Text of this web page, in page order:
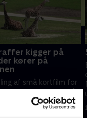
kigger på
kører på
af små kortfilm for
børn i alderen 1-4 år.
er enkle, lærerige og